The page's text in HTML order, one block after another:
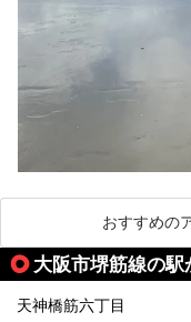
おすすめの
大阪市堺筋線の
天神橋筋六丁目